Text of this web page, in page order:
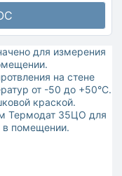
для измерения
на стене
от -50 до +50°С.
краской.
Термодат 35ЦО для
в помещении.